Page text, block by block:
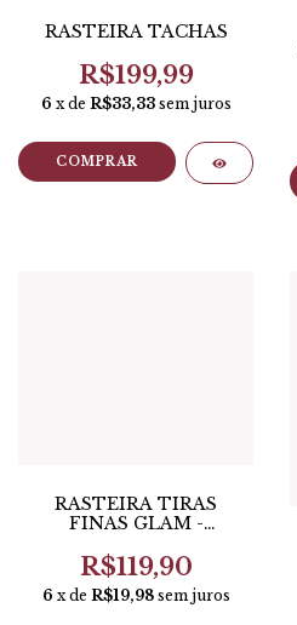
RASTEIRA TACHAS
R$199,99
6 x de R$33,33 sem juros
COMPRAR
RASTEIRA TIRAS
FINAS GLAM -
R$119,90
6 x de R$19,98 sem juros